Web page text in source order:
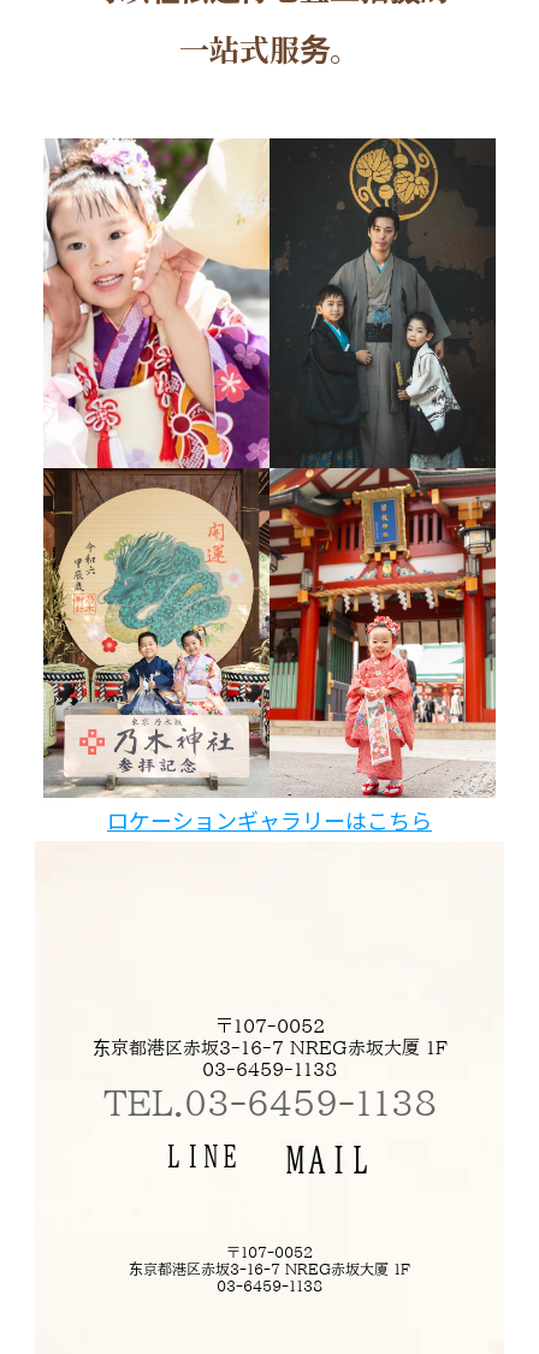
一站式服务。
ロケーションギャラリーはこちら
〒107-0052
东京都港区赤坂3-16-7 NREG赤坂大厦 1F
03-6459-1138
TEL.03-6459-1138
LINE MAIL
〒107-0052
东京都港区赤坂3-16-7 NREG赤坂大厦 1F
03-6459-1138